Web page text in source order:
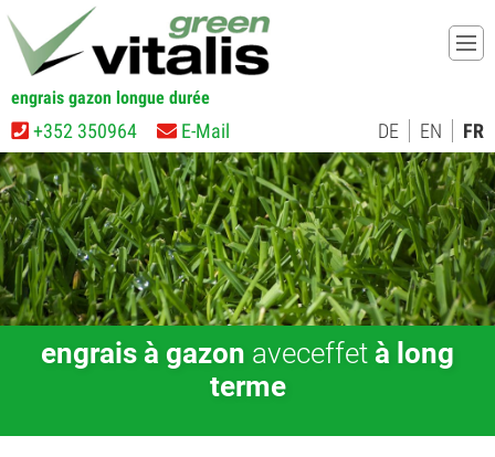
engrais gazon longue durée
+352 350964 E-Mail DE EN FR
engrais à gazon aveceffet à long
terme